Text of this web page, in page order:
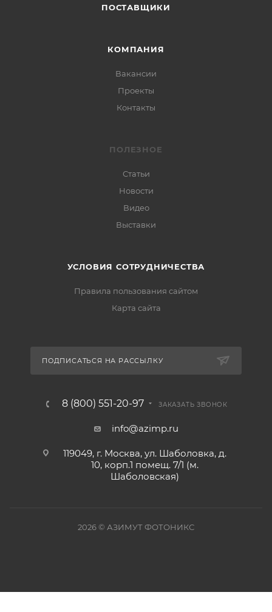
ПОСТАВЩИКИ
КОМПАНИЯ
Вакансии
Проекты
Контакты
ПОЛЕЗНОЕ
Статьи
Новости
Видео
Выставки
УСЛОВИЯ СОТРУДНИЧЕСТВА
Правила пользования сайтом
Карта сайта
ПОДПИСАТЬСЯ НА РАССЫЛКУ
8 (800) 551-20-97 ЗАКАЗАТЬ ЗВОНОК
info@azimp.ru
119049, г. Москва, ул. Шаболовка, д.
10, корп.1 помещ. 7/1 (м.
Шаболовская)
2026© АЗИМУТ ФОТОНИКС